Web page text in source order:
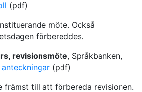
(pdf)
möte. Också
förbereddes.
revisionsmöte, Språkbanken,
anteckningar (pdf)
främst till att förbereda revisionen.